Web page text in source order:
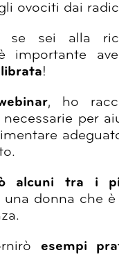
ovociti dai
se sei alla
è importante
!
, ho
per
alcuni tra i
una donna che
esempi